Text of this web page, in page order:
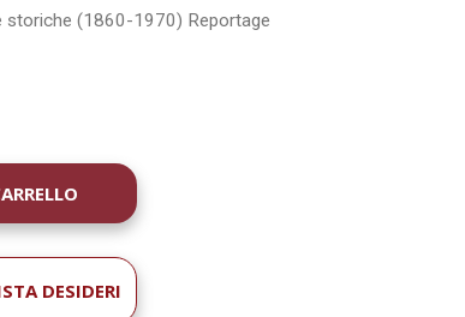
storiche (1860-1970) Reportage
DESIDERI